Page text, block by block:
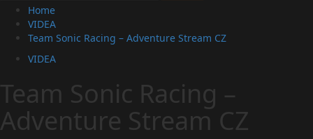
Home
VIDEA
Team Sonic Racing – Adventure Stream CZ
VIDEA
Team Sonic Racing –
Adventure Stream CZ